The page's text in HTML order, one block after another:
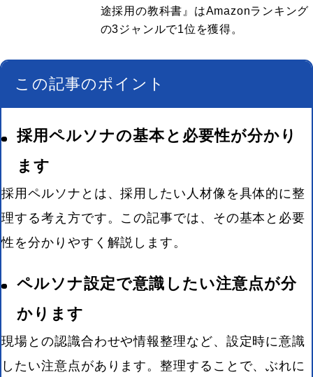
途採用の教科書』はAmazonランキング
の3ジャンルで1位を獲得。
この記事のポイント
採用ペルソナの基本と必要性が分かり
ます
採用ペルソナとは、採用したい人材像を具体的に整
理する考え方です。この記事では、その基本と必要
性を分かりやすく解説します。
ペルソナ設定で意識したい注意点が分
かります
現場との認識合わせや情報整理など、設定時に意識
したい注意点があります。整理することで、ぶれに